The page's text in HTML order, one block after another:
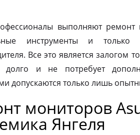
выполняют ремонт
инструменты и
Все это является залогом
долго и не потребует
допускаются только лишь
мониторов
Янгеля